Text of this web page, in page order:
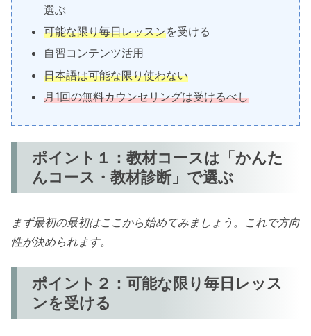
選ぶ
可能な限り毎日レッスンを受ける
自習コンテンツ活用
日本語は可能な限り使わない
月1回の無料カウンセリングは受けるべし
ポイント１：教材コースは「かんた
んコース・教材診断」で選ぶ
まず最初の最初はここから始めてみましょう。これで方向
性が決められます。
ポイント２：可能な限り毎日レッス
ンを受ける